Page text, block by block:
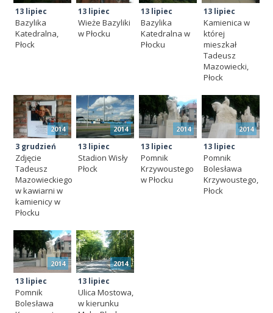
13 lipiec
Bazylika
Katedralna,
Płock
13 lipiec
Wieże Bazyliki
w Płocku
13 lipiec
Bazylika
Katedralna w
Płocku
13 lipiec
Kamienica w
której
mieszkał
Tadeusz
Mazowiecki,
Płock
2014
3 grudzień
Zdjęcie
Tadeusz
Mazowieckiego
w kawiarni w
kamienicy w
Płocku
2014
13 lipiec
Stadion Wisły
Płock
2014
13 lipiec
Pomnik
Krzywoustego
w Płocku
2014
13 lipiec
Pomnik
Bolesława
Krzywoustego,
Płock
2014
13 lipiec
Pomnik
Bolesława
2014
13 lipiec
Ulica Mostowa,
w kierunku